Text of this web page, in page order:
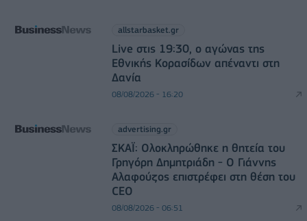
allstarbasket.gr
Live στις 19:30, ο αγώνας της
Εθνικής Κορασίδων απέναντι στη
Δανία
08/08/2026 - 16:20
advertising.gr
ΣΚΑΪ: Ολοκληρώθηκε η θητεία του
Γρηγόρη Δημητριάδη - Ο Γιάννης
Αλαφούζος επιστρέφει στη θέση του
CEO
08/08/2026 - 06:51